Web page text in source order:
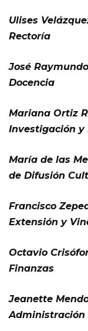
Ulises
Rectoría
José
Docencia
Mariana Ortiz
Investigación y
María de las
de Difusión
Francisco
Extensión y
Octavio
Finanzas
Jeanette
Administración